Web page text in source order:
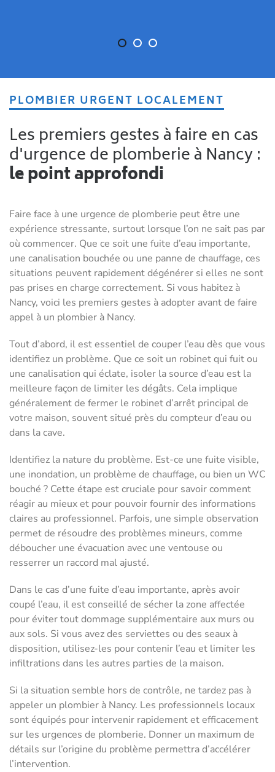
PLOMBIER URGENT LOCALEMENT
Les premiers gestes à faire en cas
d'urgence de plomberie à Nancy :
le point approfondi
Faire face à une urgence de plomberie peut être une
expérience stressante, surtout lorsque l’on ne sait pas par
où commencer. Que ce soit une fuite d’eau importante,
une canalisation bouchée ou une panne de chauffage, ces
situations peuvent rapidement dégénérer si elles ne sont
pas prises en charge correctement. Si vous habitez à
Nancy, voici les premiers gestes à adopter avant de faire
appel à un plombier à Nancy.
Tout d’abord, il est essentiel de couper l’eau dès que vous
identifiez un problème. Que ce soit un robinet qui fuit ou
une canalisation qui éclate, isoler la source d’eau est la
meilleure façon de limiter les dégâts. Cela implique
généralement de fermer le robinet d’arrêt principal de
votre maison, souvent situé près du compteur d’eau ou
dans la cave.
Identifiez la nature du problème. Est-ce une fuite visible,
une inondation, un problème de chauffage, ou bien un WC
bouché ? Cette étape est cruciale pour savoir comment
réagir au mieux et pour pouvoir fournir des informations
claires au professionnel. Parfois, une simple observation
permet de résoudre des problèmes mineurs, comme
déboucher une évacuation avec une ventouse ou
resserrer un raccord mal ajusté.
Dans le cas d’une fuite d’eau importante, après avoir
coupé l’eau, il est conseillé de sécher la zone affectée
pour éviter tout dommage supplémentaire aux murs ou
aux sols. Si vous avez des serviettes ou des seaux à
disposition, utilisez-les pour contenir l’eau et limiter les
infiltrations dans les autres parties de la maison.
Si la situation semble hors de contrôle, ne tardez pas à
appeler un plombier à Nancy. Les professionnels locaux
sont équipés pour intervenir rapidement et efficacement
sur les urgences de plomberie. Donner un maximum de
détails sur l’origine du problème permettra d’accélérer
l’intervention.